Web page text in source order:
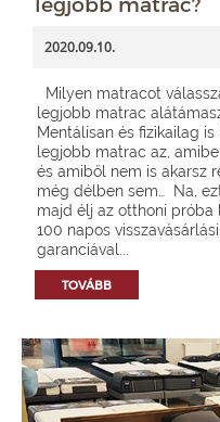
2020.09.10.
Milyen matracot
legjobb matrac
Mentálisan és fizikailag
legjobb matrac az,
és amiből nem is akarsz
még délben sem… Na,
majd élj az otthoni próba
100 napos
garanciával...
TOVÁBB